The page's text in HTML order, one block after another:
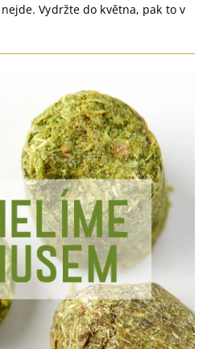
Vydržte do května, pak to v